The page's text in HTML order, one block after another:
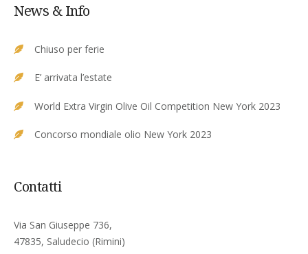
News & Info
Chiuso per ferie
E’ arrivata l’estate
World Extra Virgin Olive Oil Competition New York 2023
Concorso mondiale olio New York 2023
Contatti
Via San Giuseppe 736,
47835, Saludecio (Rimini)